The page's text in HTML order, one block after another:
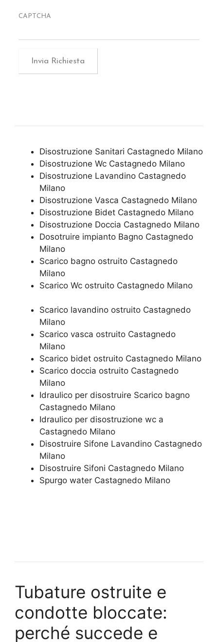
CAPTCHA
Disostruzione Sanitari Castagnedo Milano
Disostruzione Wc Castagnedo Milano
Disostruzione Lavandino Castagnedo
Milano
Disostruzione Vasca Castagnedo Milano
Disostruzione Bidet Castagnedo Milano
Disostruzione Doccia Castagnedo Milano
Dosotruire impianto Bagno Castagnedo
Milano
Scarico bagno ostruito Castagnedo
Milano
Scarico Wc ostruito Castagnedo Milano
Scarico lavandino ostruito Castagnedo
Milano
Scarico vasca ostruito Castagnedo
Milano
Scarico bidet ostruito Castagnedo Milano
Scarico doccia ostruito Castagnedo
Milano
Idraulico per disostruire Scarico bagno
Castagnedo Milano
Idraulico per disostruzione wc a
Castagnedo Milano
Disostruire Sifone Lavandino Castagnedo
Milano
Disostruire Sifoni Castagnedo Milano
Spurgo water Castagnedo Milano
Tubature ostruite e
condotte bloccate:
perché succede e